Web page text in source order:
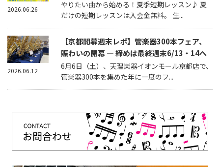
やりたい曲から始める！夏季短期レッスン♪ 夏
だけの短期レッスンは入会金無料。 生...
2026.06.26
【京都開幕週末レポ】管楽器300本フェア、
賑わいの開幕 — 締めは最終週末6/13・14へ
6月6日（土）、天理楽器イオンモール京都店で、
管楽器300本を集めた年に一度のフ...
2026.06.12